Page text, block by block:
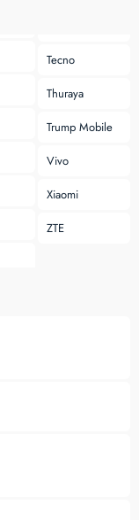
Tecno
Thuraya
Trump Mobile
Vivo
Xiaomi
ZTE